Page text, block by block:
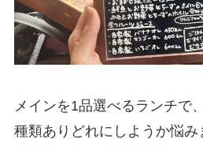
メインを1品選べるランチで
種類ありどれにしようか悩み